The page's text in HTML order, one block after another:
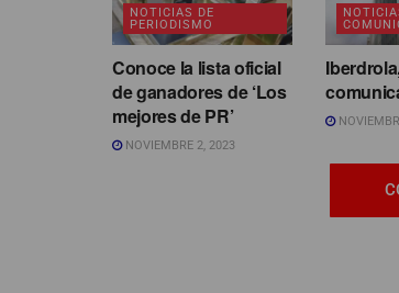
NOTICIAS DE
PERIODISMO
Conoce la lista oficial
de ganadores de ‘Los
mejores de PR’
NOVIEMBRE 2, 2023